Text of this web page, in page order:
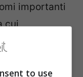
importanti
cui
fedele
to use